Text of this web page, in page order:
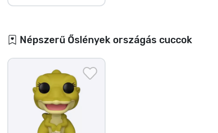
Népszerű Őslények országás cuccok